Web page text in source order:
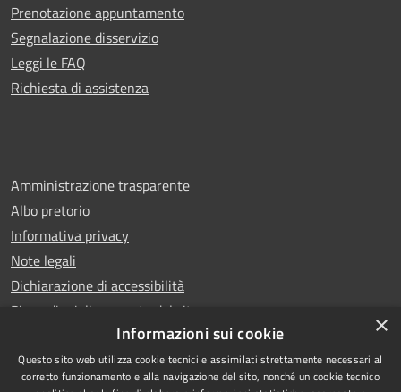
Prenotazione appuntamento
Segnalazione disservizio
Leggi le FAQ
Richiesta di assistenza
Amministrazione trasparente
Albo pretorio
Informativa privacy
Note legali
Dichiarazione di accessibilità
Piano di miglioramento del sito
×
Informazioni sui cookie
Questo sito web utilizza cookie tecnici e assimilati strettamente necessari al
corretto funzionamento e alla navigazione del sito, nonché un cookie tecnico